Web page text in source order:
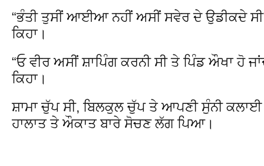
“ਭੰਤੀ ਤੁਸੀਂ ਆਈਆ ਨਹੀਂ ਅਸੀਂ ਸਵੇਰ ਦੇ ਉਡੀਕਦੇ
ਕਿਹਾ।
“ਓ ਵੀਰ ਅਸੀਂ ਸ਼ਾਪਿੰਗ ਕਰਨੀ ਸੀ ਤੇ ਪਿੰਡ ਔਖਾ ਹੋ
ਕਿਹਾ।
ਸ਼ਾਮਾ ਚੁੱਪ ਸੀ, ਬਿਲਕੁਲ ਚੁੱਪ ਤੇ ਆਪਣੀ ਸੁੰਨੀ
ਹਾਲਾਤ ਤੇ ਔਕਾਤ ਬਾਰੇ ਸੋਚਣ ਲੱਗ ਪਿਆ।